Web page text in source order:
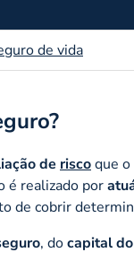
de vida
de riscoque
é realizado por
de cobrir
, docapital